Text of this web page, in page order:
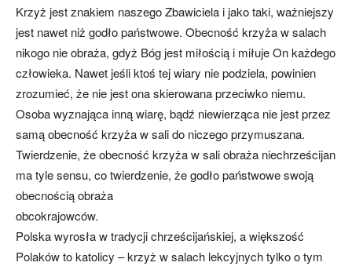
Krzyż jest znakiem naszego Zbawiciela i jako taki, ważniejszy
jest nawet niż godło państwowe. Obecność krzyża w salach
nikogo nie obraża, gdyż Bóg jest miłością i miłuje On każdego
człowieka. Nawet jeśli ktoś tej wiary nie podziela, powinien
zrozumieć, że nie jest ona skierowana przeciwko niemu.
Osoba wyznająca inną wiarę, bądź niewierząca nie jest przez
samą obecność krzyża w sali do niczego przymuszana.
Twierdzenie, że obecność krzyża w sali obraża niechrześcijan
ma tyle sensu, co twierdzenie, że godło państwowe swoją
obecnością obraża
obcokrajowców.
Polska wyrosła w tradycji chrześcijańskiej, a większość
Polaków to katolicy – krzyż w salach lekcyjnych tylko o tym